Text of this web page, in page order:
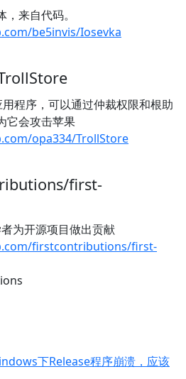
来自代码。
be5invis/Iosevka
程序，可以通过仲裁权限和根助
它会攻击苹果
opa334/TrollStore
first-
为开源项目做出贡献
firstcontributions/first-
下Release程序崩溃，应该